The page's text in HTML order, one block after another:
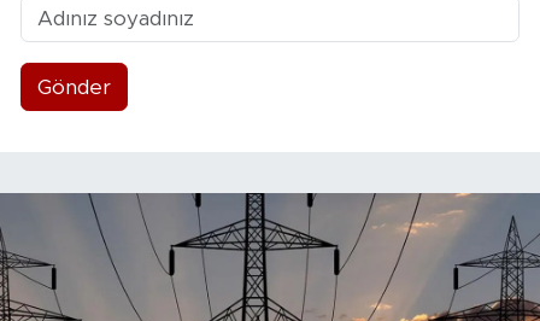
Gönder